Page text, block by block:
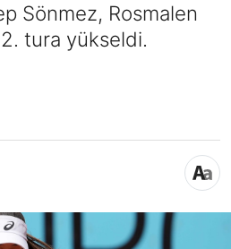
Sönmez, Rosmalen
tura yükseldi.